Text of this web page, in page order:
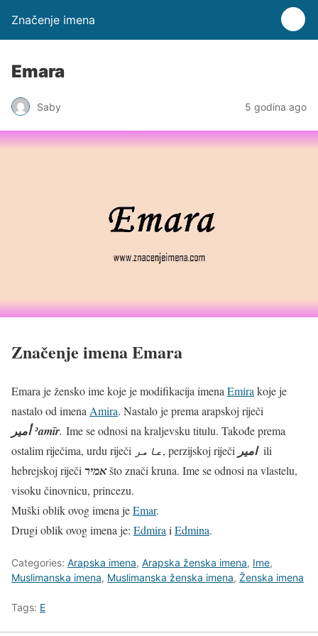
Značenje imena
Emara
Saby 5 godina ago
Značenje imena Emara
Emara je žensko ime koje je modifikacija imena Emira koje je
nastalo od imena Amira. Nastalo je prema arapskoj riječi
أمير‎ʾamīr. Ime se odnosi na kraljevsku titulu. Takođe prema
ostalim riječima, urdu riječi عامر‎, perzijskoj riječi اميرili
hebrejskoj riječi אמיר‎ što znači kruna. Ime se odnosi na vlastelu,
visoku činovnicu, princezu.
Muški oblik ovog imena jeEmar.
Drugi oblik ovog imena je: Edmira i Edmina.
Categories: Arapska imena, Arapska ženska imena, Ime,
Muslimanska imena, Muslimanska ženska imena, Ženska imena
Tags: E